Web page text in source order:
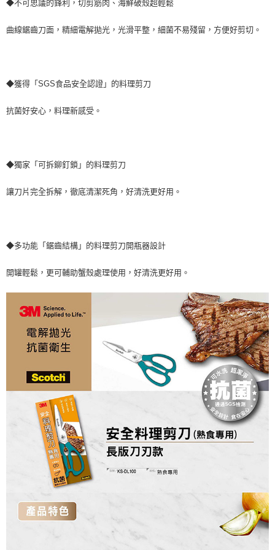
◆不可思議的鋒利，切剪筋肉、海鮮破殼超輕鬆
曲線鋸齒刀面，精細電解拋光，光滑平整，細菌不易殘留，方便好剪切。
◆獲得「SGS食品安全認證」的料理剪刀
抗菌好安心，料理新感受。
◆獨家「可拆鉚釘鎖」的料理剪刀
讓刀片完全拆解，徹底清潔死角，好清洗更好用。
◆多功能「鋸齒結構」的料理剪刀開瓶器設計
開罐輕鬆，更可輔助蟹殼處理使用，好清洗更好用。